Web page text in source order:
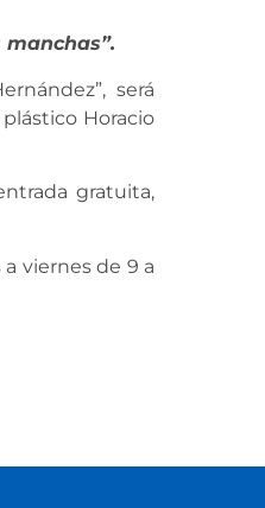
será
Horacio
gratuita,
viernes de 9 a